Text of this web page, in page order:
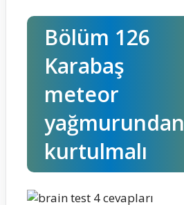
Bölüm 126
Karabaş
meteor
yağmurundan
kurtulmalı